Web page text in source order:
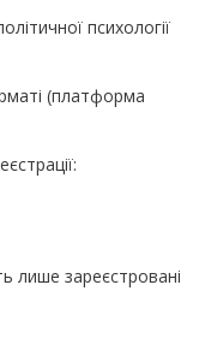
психології
(платформа
лише зареєстровані